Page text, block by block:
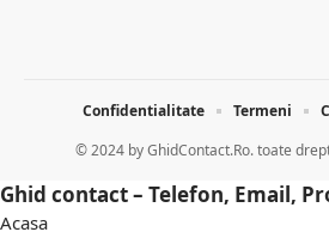
© 2024 byGhidContact.Ro. toate
Confidentialitate Termeni
Ghid contact – Telefon, Email,
Acasa